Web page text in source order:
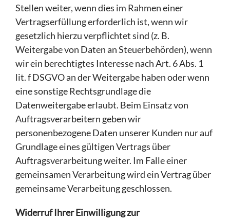
Stellen weiter, wenn dies im Rahmen einer
Vertragserfüllung erforderlich ist, wenn wir
gesetzlich hierzu verpflichtet sind (z. B.
Weitergabe von Daten an Steuerbehörden), wenn
wir ein berechtigtes Interesse nach Art. 6 Abs. 1
lit. f DSGVO an der Weitergabe haben oder wenn
eine sonstige Rechtsgrundlage die
Datenweitergabe erlaubt. Beim Einsatz von
Auftragsverarbeitern geben wir
personenbezogene Daten unserer Kunden nur auf
Grundlage eines gültigen Vertrags über
Auftragsverarbeitung weiter. Im Falle einer
gemeinsamen Verarbeitung wird ein Vertrag über
gemeinsame Verarbeitung geschlossen.
Widerruf Ihrer Einwilligung zur